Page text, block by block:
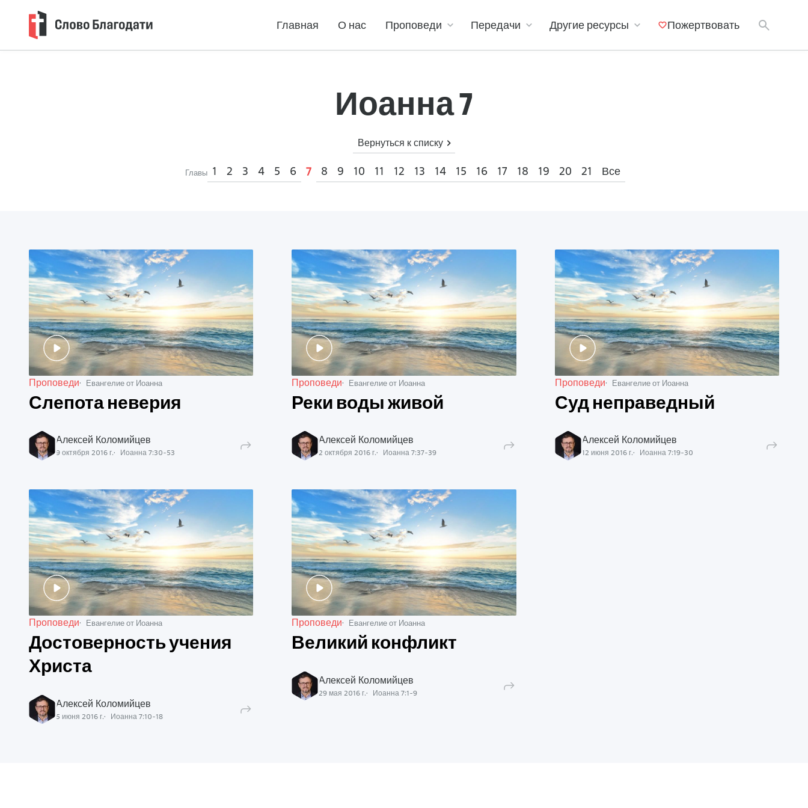
Главная О нас Проповеди Передачи Другие ресурсы Пожертвовать
Иоанна 7
Вернуться к списку
Главы 1 2 3 4 5 6 7 8 9 10 11 12 13 14 15 16 17 18 19 20 21 Все
Проповеди Евангелие от Иоанна
Слепота неверия
Алексей Коломийцев
9 октября 2016 г. Иоанна 7:30-53
Проповеди Евангелие от Иоанна
Реки воды живой
Алексей Коломийцев
2 октября 2016 г. Иоанна 7:37-39
Проповеди Евангелие от Иоанна
Суд неправедный
Алексей Коломийцев
12 июня 2016 г. Иоанна 7:19-30
Проповеди Евангелие от Иоанна
Достоверность учения
Христа
Алексей Коломийцев
5 июня 2016 г. Иоанна 7:10-18
Проповеди Евангелие от Иоанна
Великий конфликт
Алексей Коломийцев
29 мая 2016 г. Иоанна 7:1-9